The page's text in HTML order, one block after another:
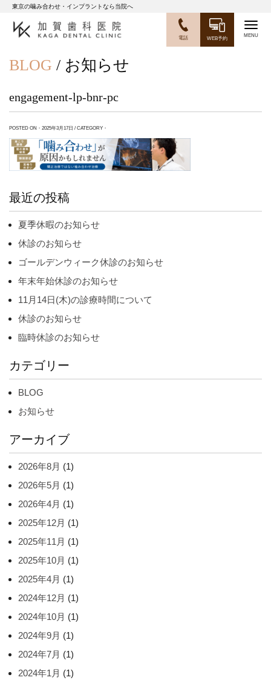
東京の噛み合わせ・インプラントなら当院へ
WEB予約
電話
BLOG / お知らせ
engagement-lp-bnr-pc
POSTED ON・2025年3月17日 / CATEGORY・
最近の投稿
夏季休暇のお知らせ
休診のお知らせ
ゴールデンウィーク休診のお知らせ
年末年始休診のお知らせ
11月14日(木)の診療時間について
休診のお知らせ
臨時休診のお知らせ
カテゴリー
BLOG
お知らせ
アーカイブ
2026年8月 (1)
2026年5月 (1)
2026年4月 (1)
2025年12月 (1)
2025年11月 (1)
2025年10月 (1)
2025年4月 (1)
2024年12月 (1)
2024年10月 (1)
2024年9月 (1)
2024年7月 (1)
2024年1月 (1)